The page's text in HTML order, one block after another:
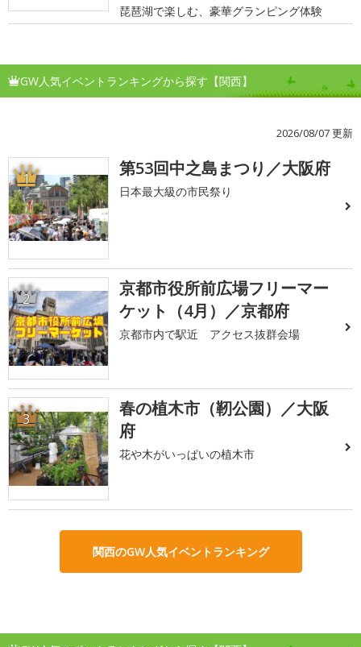
琵琶湖で楽しむ、豪華グランピング体験
GW人気イベントランキングから探す【関西】
2026/08/07 更新
1 第53回中之島まつり／大阪府
日本最大級の市民祭り
2
京都市役所前広場フリーマー
ケット（4月）／京都府
京都市内で駅近 アクセス抜群会場
3
春の植木市（靭公園）／大阪
府
花や木がいっぱいの植木市
関西のGW人気イベントランキング